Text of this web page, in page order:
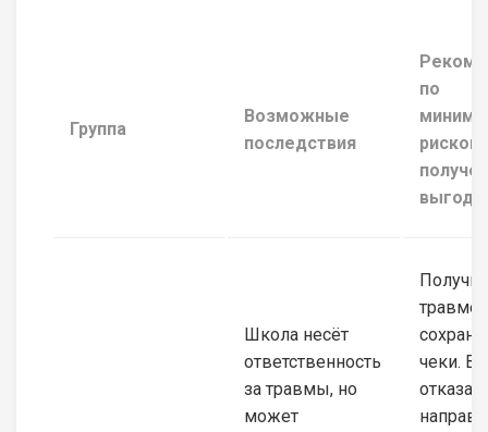
Группа
Возможные
последствия
по
рисков/
выгоды
Школа несёт
ответственность
за травмы, но
может
травме,
чеки. В
отказа